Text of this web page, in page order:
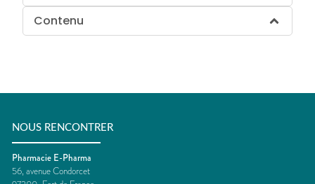
Contenu
NOUS RENCONTRER
Pharmacie E-Pharma
56, avenue Condorcet